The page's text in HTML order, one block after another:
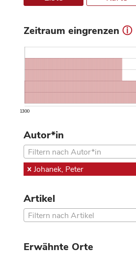
Zeitraum eingrenzen ⓘ
1300
Autor*in
Filtern nach Autor*in
Johanek, Peter
Artikel
Filtern nach Artikel
Erwähnte Orte